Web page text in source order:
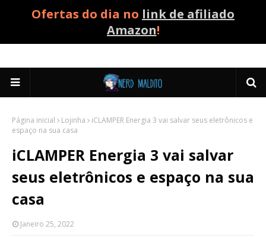
Ofertas do dia no link de afiliado
Amazon!
Página inicial Lojinha
iCLAMPER Energia 3 vai salvar seus eletrônicos e
espaço na sua casa
iCLAMPER Energia 3 vai salvar
seus eletrônicos e espaço na sua
casa
Janeiro 25, 2022